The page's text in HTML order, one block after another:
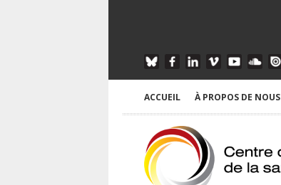
ACCUEIL À PROPOS DE NOUS